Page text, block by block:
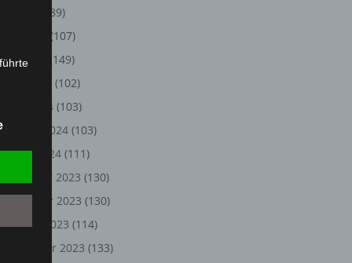
(89)
(107)
Mai 2024
(149)
(102)
März 2024 (103)
2024 (103)
2024 (111)
Dezember 2023 (130)
November 2023 (130)
2023 (114)
September 2023 (133)